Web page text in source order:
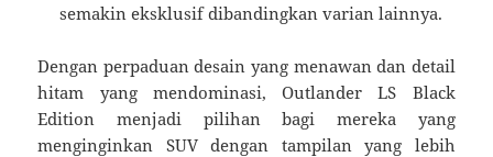
semakin eksklusif dibandingkan varian lainnya.
Dengan perpaduan desain yang menawan dan detail
hitam yang mendominasi, Outlander LS Black
Edition menjadi pilihan bagi mereka yang
menginginkan SUV dengan tampilan yang lebih